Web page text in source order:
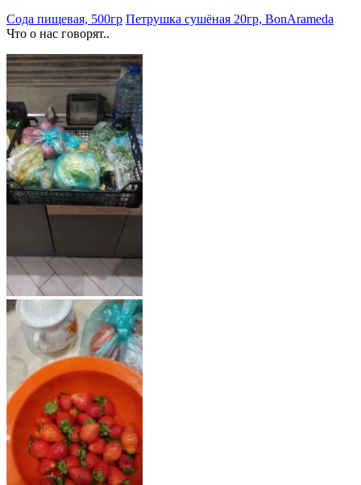
Сода пищевая, 500гр Петрушка сушёная 20гр, ВonАrameda
Что о нас говорят..